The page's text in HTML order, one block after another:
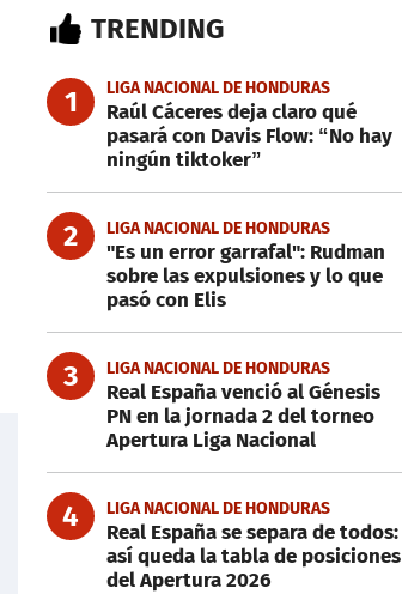
TRENDING
1 LIGA NACIONAL DE HONDURAS
Raúl Cáceres deja claro qué
pasará con Davis Flow: “No hay
ningún tiktoker”
2 LIGA NACIONAL DE HONDURAS
"Es un error garrafal": Rudman
sobre las expulsiones y lo que
pasó con Elis
3 LIGA NACIONAL DE HONDURAS
Real España venció al Génesis
PN en la jornada 2 del torneo
Apertura Liga Nacional
4 LIGA NACIONAL DE HONDURAS
Real España se separa de todos:
así queda la tabla de posiciones
del Apertura 2026